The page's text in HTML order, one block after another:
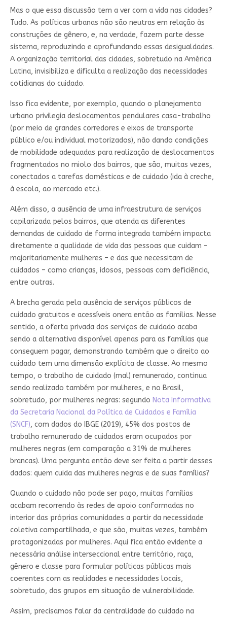
Mas o que essa discussão tem a ver com a vida nas cidades?
Tudo. As políticas urbanas não são neutras em relação às
construções de gênero, e, na verdade, fazem parte desse
sistema, reproduzindo e aprofundando essas desigualdades.
A organização territorial das cidades, sobretudo na América
Latina, invisibiliza e dificulta a realização das necessidades
cotidianas do cuidado.
Isso fica evidente, por exemplo, quando o planejamento
urbano privilegia deslocamentos pendulares casa-trabalho
(por meio de grandes corredores e eixos de transporte
público e/ou individual motorizados), não dando condições
de mobilidade adequadas para realização de deslocamentos
fragmentados no miolo dos bairros, que são, muitas vezes,
conectados a tarefas domésticas e de cuidado (ida à creche,
à escola, ao mercado etc.).
Além disso, a ausência de uma infraestrutura de serviços
capilarizada pelos bairros, que atenda as diferentes
demandas de cuidado de forma integrada também impacta
diretamente a qualidade de vida das pessoas que cuidam –
majoritariamente mulheres – e das que necessitam de
cuidados – como crianças, idosos, pessoas com deficiência,
entre outras.
A brecha gerada pela ausência de serviços públicos de
cuidado gratuitos e acessíveis onera então as famílias. Nesse
sentido, a oferta privada dos serviços de cuidado acaba
sendo a alternativa disponível apenas para as famílias que
conseguem pagar, demonstrando também que o direito ao
cuidado tem uma dimensão explícita de classe. Ao mesmo
tempo, o trabalho de cuidado (mal) remunerado, continua
sendo realizado também por mulheres, e no Brasil,
sobretudo, por mulheres negras: segundo Nota Informativa
da Secretaria Nacional da Política de Cuidados e Família
(SNCF), com dados do IBGE (2019), 45% dos postos de
trabalho remunerado de cuidados eram ocupados por
mulheres negras (em comparação a 31% de mulheres
brancas). Uma pergunta então deve ser feita a partir desses
dados: quem cuida das mulheres negras e de suas famílias?
Quando o cuidado não pode ser pago, muitas famílias
acabam recorrendo às redes de apoio conformadas no
interior das próprias comunidades a partir da necessidade
coletiva compartilhada, e que são, muitas vezes, também
protagonizadas por mulheres. Aqui fica então evidente a
necessária análise interseccional entre território, raça,
gênero e classe para formular políticas públicas mais
coerentes com as realidades e necessidades locais,
sobretudo, dos grupos em situação de vulnerabilidade.
Assim, precisamos falar da centralidade do cuidado na